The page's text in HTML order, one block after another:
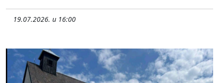
19.07.2026. u 16:00